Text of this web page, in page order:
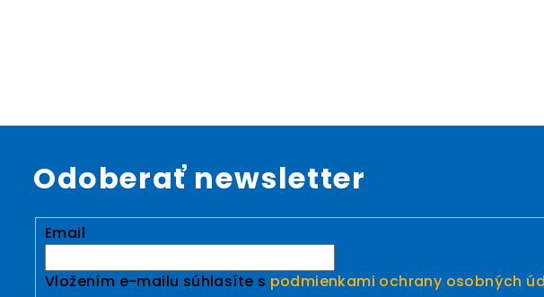
Odoberať newsletter
Email
Vložením e-mailu súhlasíte s podmienkami ochrany osobných